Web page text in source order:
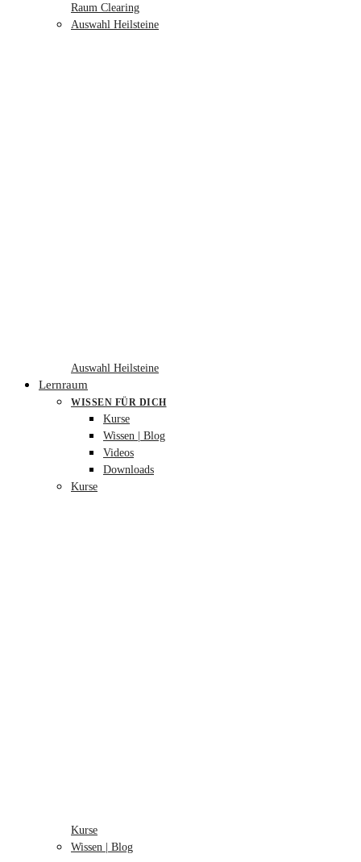
Raum Clearing
Auswahl Heilsteine
Auswahl Heilsteine
Lernraum
WISSEN FÜR DICH
Kurse
Wissen | Blog
Videos
Downloads
Kurse
Kurse
Wissen | Blog